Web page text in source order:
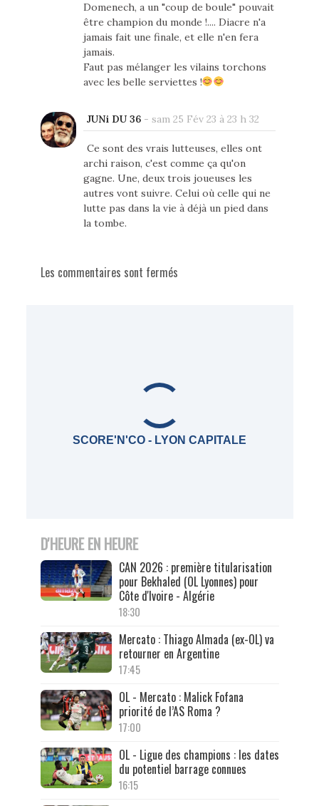
Domenech, a un "coup de boule" pouvait
être champion du monde !.... Diacre n'a
jamais fait une finale, et elle n'en fera
jamais.
Faut pas mélanger les vilains torchons
avec les belle serviettes !
JUNi DU 36- sam 25 Fév 23 à 23 h 32
Ce sont des vrais lutteuses, elles ont
archi raison, c'est comme ça qu'on
gagne. Une, deux trois joueuses les
autres vont suivre. Celui où celle qui ne
lutte pas dans la vie à déjà un pied dans
la tombe.
Les commentaires sont fermés
SCORE'N'CO - LYON CAPITALE
D'HEURE EN HEURE
CAN 2026 : première titularisation
pour Bekhaled (OL Lyonnes) pour
Côte d'Ivoire - Algérie
18:30
Mercato : Thiago Almada (ex-OL) va
retourner en Argentine
17:45
OL - Mercato : Malick Fofana
priorité de l’AS Roma ?
17:00
OL - Ligue des champions : les dates
du potentiel barrage connues
16:15